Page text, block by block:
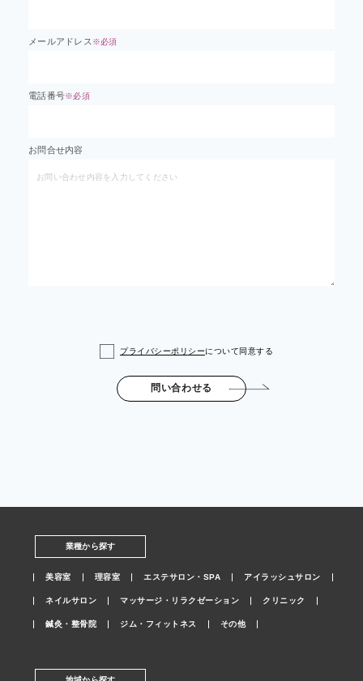
メールアドレス ※必須
電話番号※必須
お問合せ内容
プライバシーポリシーについて同意する
問い合わせる
業種から探す
美容室 理容室 エステサロン・SPA アイラッシュサロン
ネイルサロン マッサージ・リラクゼーション クリニック
鍼灸・整骨院 ジム・フィットネス その他